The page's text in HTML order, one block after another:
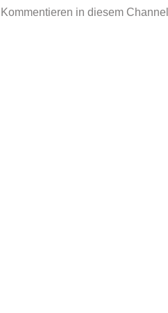
Kommentieren in diesem